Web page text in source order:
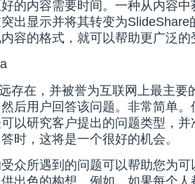
的内容需要时间。一种从内容
出显示并将其转变为SlideShare
容的格式，就可以帮助更广泛的
存在，并被誉为互联网上最主要
后用户回答该问题。非常简单
以研究客户提出的问题类型，
时，这将是一个很好的机会。
众所遇到的问题可以帮助您为